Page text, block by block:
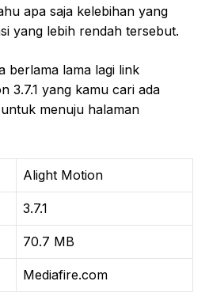
apa saja kelebihan yang
yang lebih rendah tersebut.
berlama lama lagi link
3.7.1 yang kamu cari ada
menuju halaman
Alight Motion
3.7.1
70.7 MB
Mediafire.com